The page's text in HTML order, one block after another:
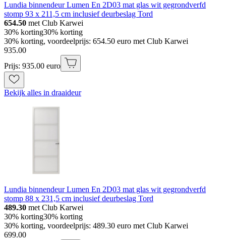
Lundia binnendeur Lumen En 2D03 mat glas wit gegrondverfd
stomp 93 x 211,5 cm inclusief deurbeslag Tord
654.50 met Club Karwei
30% korting30% korting
30% korting, voordeelprijs: 654.50 euro met Club Karwei
935.00
Prijs: 935.00 euro
Bekijk alles in draaideur
Lundia binnendeur Lumen En 2D03 mat glas wit gegrondverfd
stomp 88 x 231,5 cm inclusief deurbeslag Tord
489.30 met Club Karwei
30% korting30% korting
30% korting, voordeelprijs: 489.30 euro met Club Karwei
699.00